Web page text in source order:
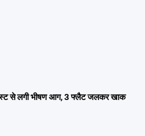
से लगी भीषण आग, 3 फ्लैट जलकर खाक